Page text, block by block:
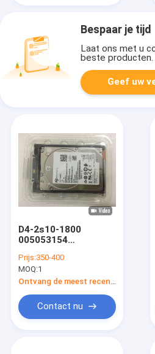
Bespaar je tijd
Laat ons met u
beste producten.
Geef uw
D4-2s10-1800
005053154
Emc Unity Storage Xt
680f alle-Flits
Prijs:350-400
MOQ:1
Contact nu